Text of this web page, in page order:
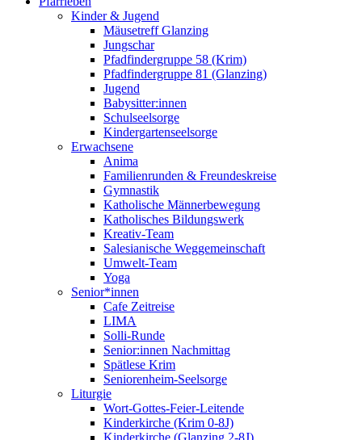
Kinder & Jugend
Mäusetreff Glanzing
Jungschar
Pfadfindergruppe 58 (Krim)
Pfadfindergruppe 81 (Glanzing)
Jugend
Babysitter:innen
Schulseelsorge
Kindergartenseelsorge
Erwachsene
Anima
Familienrunden & Freundeskreise
Gymnastik
Katholische Männerbewegung
Katholisches Bildungswerk
Kreativ-Team
Salesianische Weggemeinschaft
Umwelt-Team
Yoga
Senior*innen
Cafe Zeitreise
LIMA
Solli-Runde
Senior:innen Nachmittag
Spätlese Krim
Seniorenheim-Seelsorge
Liturgie
Wort-Gottes-Feier-Leitende
Kinderkirche (Krim 0-8J)
Kinderkirche (Glanzing 2-8J)